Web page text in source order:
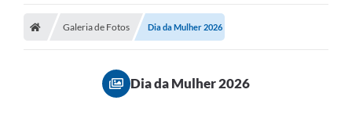
Galeria de Fotos Dia da Mulher 2026
Dia da Mulher 2026